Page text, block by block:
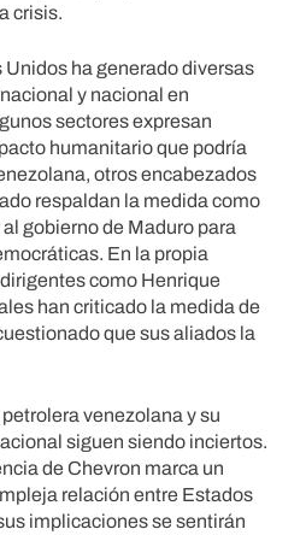
crisis.
ha generado diversas
y nacional en
sectores expresan
humanitario que podría
otros encabezados
respaldan la medida como
gobierno de Maduro para
En la propia
como Henrique
han criticado la medida de
que sus aliados la
venezolana y su
siguen siendo inciertos.
de Chevron marca un
relación entre Estados
implicaciones se sentirán